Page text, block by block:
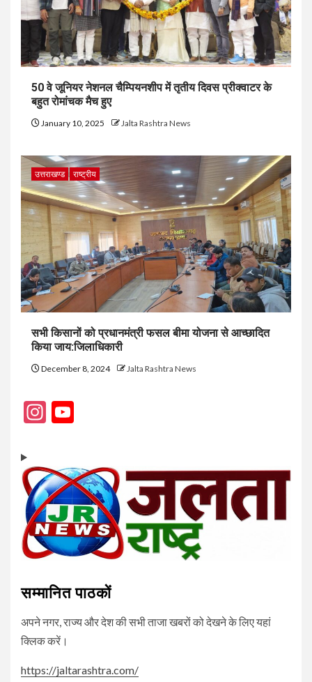
50 वे जूनियर नेशनल चैम्पियनशीप में तृतीय दिवस प्रीक्वाटर के
बहुत रोमांचक मैच हुए
January 10, 2025 Jalta Rashtra News
उत्तराखण्ड राष्ट्रीय
सभी किसानों को प्रधानमंत्री फसल बीमा योजना से आच्छादित
किया जाय:जिलाधिकारी
December 8, 2024 Jalta Rashtra News
Instagram
सम्मानित पाठकों
अपने नगर, राज्य और देश की सभी ताजा खबरों को देखने के लिए यहां
क्लिक करें।
https://jaltarashtra.com/